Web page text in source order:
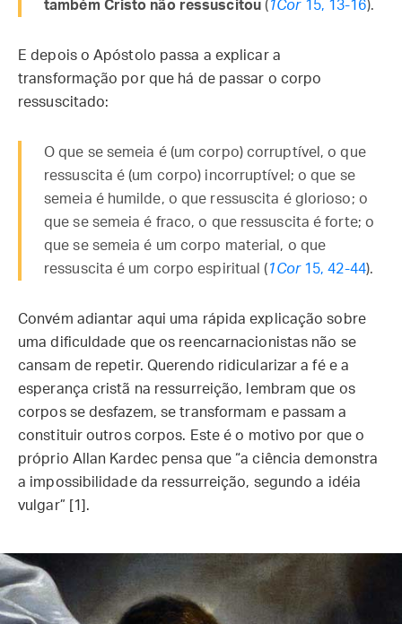
também Cristo não ressuscitou(1Cor15, 13-16).
E depois o Apóstolo passa a explicar a
transformação por que há de passar o corpo
ressuscitado:
O que se semeia é (um corpo) corruptível, o que
ressuscita é (um corpo) incorruptível; o que se
semeia é humilde, o que ressuscita é glorioso; o
que se semeia é fraco, o que ressuscita é forte; o
que se semeia é um corpo material, o que
ressuscita é um corpo espiritual (1Cor15, 42-44).
Convém adiantar aqui uma rápida explicação sobre
uma dificuldade que os reencarnacionistas não se
cansam de repetir. Querendo ridicularizar a fé e a
esperança cristã na ressurreição, lembram que os
corpos se desfazem, se transformam e passam a
constituir outros corpos. Este é o motivo por que o
próprio Allan Kardec pensa que “a ciência demonstra
a impossibilidade da ressurreição, segundo a idéia
vulgar” [1].